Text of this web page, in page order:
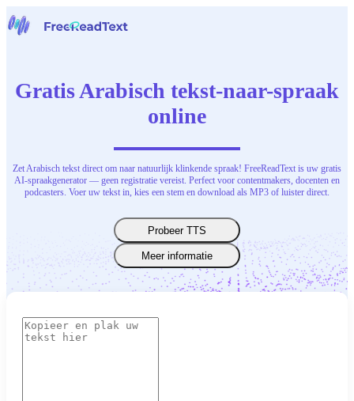
Gereedschap
Nederlands
Gratis Arabisch tekst-naar-spraak
online
Zet Arabisch tekst direct om naar natuurlijk klinkende spraak! FreeReadText is uw gratis
AI-spraakgenerator — geen registratie vereist. Perfect voor contentmakers, docenten en
podcasters. Voer uw tekst in, kies een stem en download als MP3 of luister direct.
Probeer TTS
Meer informatie